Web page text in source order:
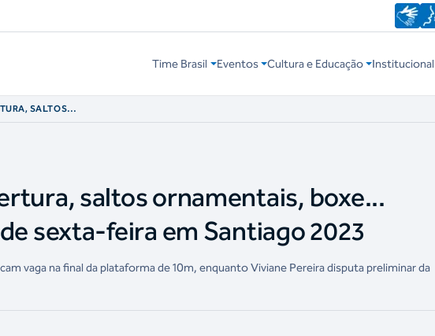
Time Brasil Eventos Cultura e Educação Institucional
SALTOS
saltos ornamentais, boxe...
sexta-feira em Santiago 2023
vaga na final da plataforma de 10m, enquanto Viviane Pereira disputa preliminar da